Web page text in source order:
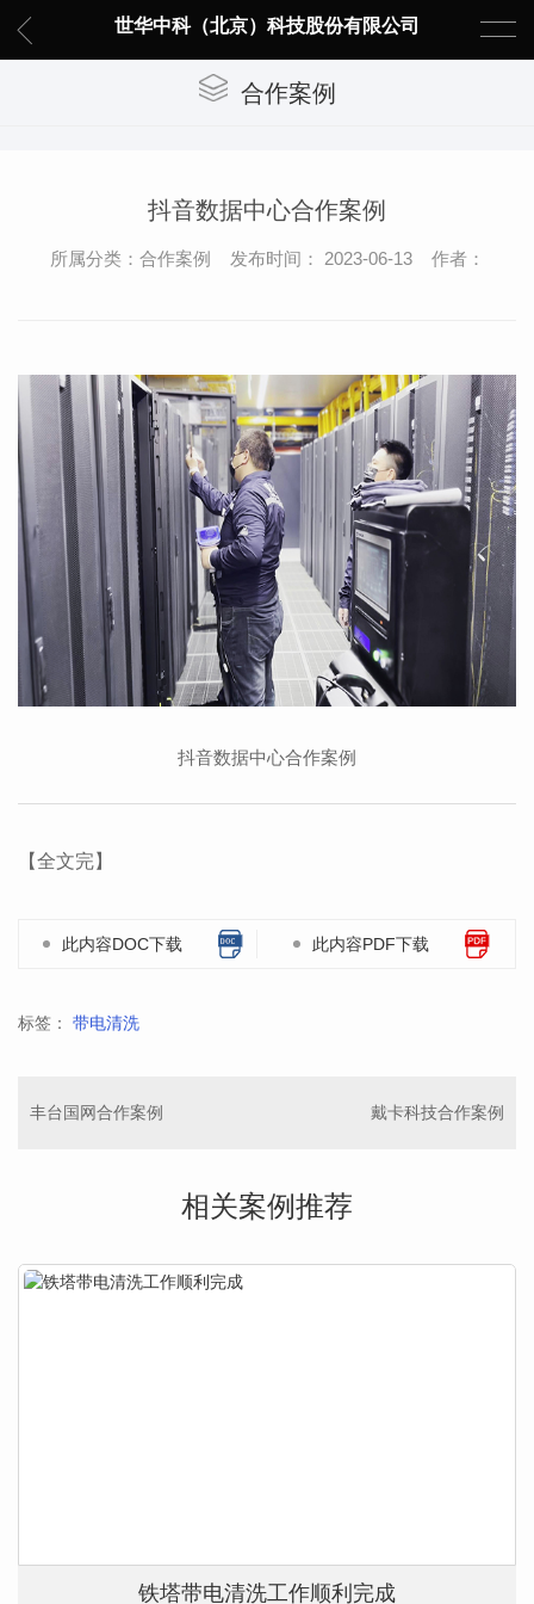
世华中科（北京）科技股份有限公司
合作案例
抖音数据中心合作案例
所属分类：合作案例 发布时间： 2023-06-13 作者：
抖音数据中心合作案例
【全文完】
此内容DOC下载 此内容PDF下载
标签： 带电清洗
丰台国网合作案例 戴卡科技合作案例
相关案例推荐
铁塔带电清洗工作顺利完成